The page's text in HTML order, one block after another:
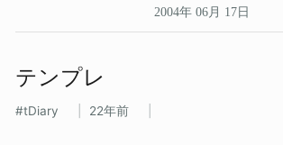
2004年 06月 17日
テンプレ
tDiary 22年前